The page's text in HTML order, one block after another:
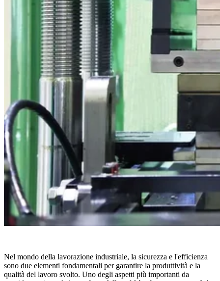
Nel mondo della lavorazione industriale, la sicurezza e l'efficienza
sono due elementi fondamentali per garantire la produttività e la
qualità del lavoro svolto. Uno degli aspetti più importanti da